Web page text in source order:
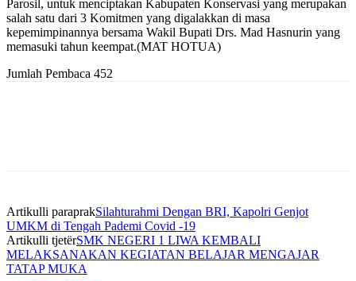
Parosil, untuk menciptakan Kabupaten Konservasi yang merupakan
salah satu dari 3 Komitmen yang digalakkan di masa
kepemimpinannya bersama Wakil Bupati Drs. Mad Hasnurin yang
memasuki tahun keempat.(MAT HOTUA)
Jumlah Pembaca 452
Artikulli paraprakSilahturahmi Dengan BRI, Kapolri Genjot
UMKM di Tengah Pademi Covid -19
Artikulli tjetërSMK NEGERI 1 LIWA KEMBALI
MELAKSANAKAN KEGIATAN BELAJAR MENGAJAR
TATAP MUKA